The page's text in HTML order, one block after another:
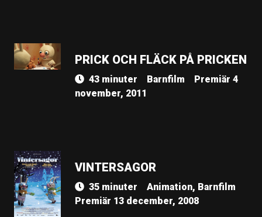
PRICK OCH FLÄCK PÅ PRICKEN
43 minuter Barnfilm
Premiär 4
november, 2011
VINTERSAGOR
35 minuter
Animation, Barnfilm
Premiär 13 december, 2008